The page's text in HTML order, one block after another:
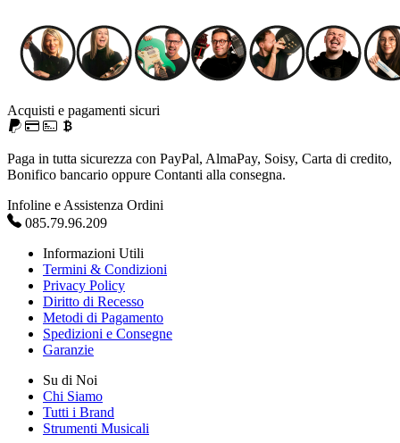
Acquisti e pagamenti sicuri
Paga in tutta sicurezza con PayPal, AlmaPay, Soisy, Carta di credito,
Bonifico bancario oppure Contanti alla consegna.
Infoline e Assistenza Ordini
085.79.96.209
Informazioni Utili
Termini & Condizioni
Privacy Policy
Diritto di Recesso
Metodi di Pagamento
Spedizioni e Consegne
Garanzie
Su di Noi
Chi Siamo
Tutti i Brand
Strumenti Musicali